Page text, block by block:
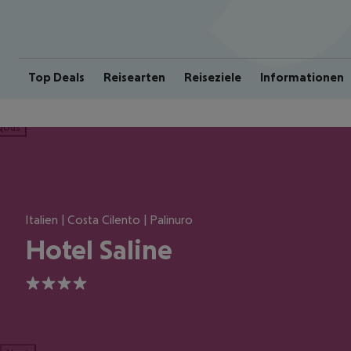
Top Deals Reisearten Reiseziele Informationen
Italien | Costa Cilento | Palinuro
Hotel Saline
4